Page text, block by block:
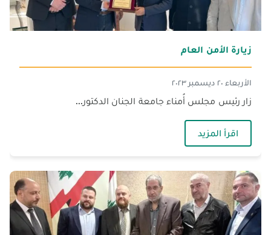
زيارة الأمن العام‎
الأربعاء ٢٠ ديسمبر ٢٠٢٣
زار رئيس مجلس أُمناء جامعة الجنان الدكتور...
اقرأ المزيد